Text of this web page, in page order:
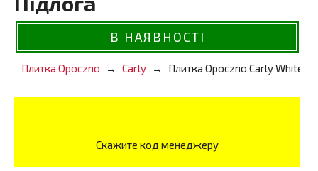
В НАЯВНОСТІ
Плитка Opoczno Carly Плитка Opoczno Carly White
Скажите код менеджеру